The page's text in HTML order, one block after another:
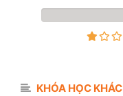
KHÓA HỌC KHÁC